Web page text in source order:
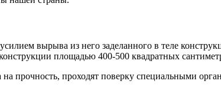
вырыва из него заделанного в теле
площадью 400-500 квадратных
прочность, проходят поверку специальными